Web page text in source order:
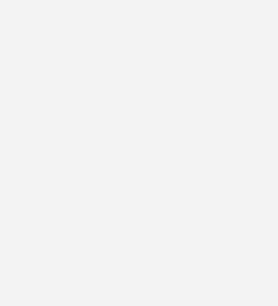
– Der rechtliche
bis zur
Praxis kommt es nicht selten
rechtlichen Regelung mit
Feststellung der „Dienstunfähigkeit“
medizinischen Sachverständigen